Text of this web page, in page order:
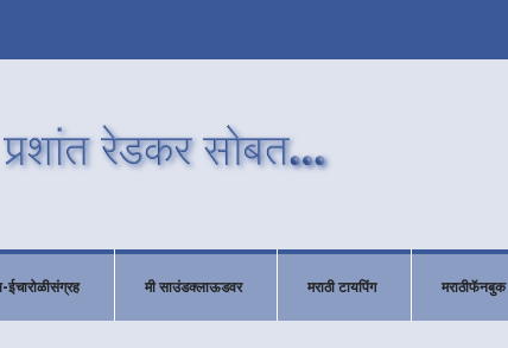
ईचारोळीसंग्रह मी साउंडक्लाऊडवर मराठी टायपिंग मराठीफॅनबुक